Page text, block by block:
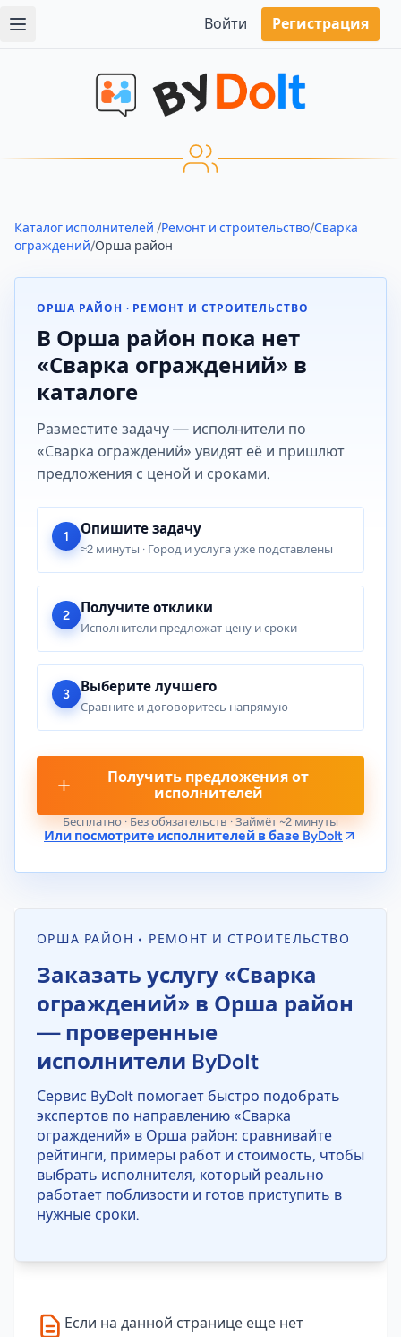
Войти Регистрация
Каталог исполнителей /Ремонт и строительство/Сварка
ограждений/Орша район
ОРША РАЙОН · РЕМОНТ И СТРОИТЕЛЬСТВО
В Орша район пока нет
«Сварка ограждений» в
каталоге
Разместите задачу — исполнители по
«Сварка ограждений» увидят её и пришлют
предложения с ценой и сроками.
1 Опишите задачу
≈2 минуты · Город и услуга уже подставлены
2 Получите отклики
Исполнители предложат цену и сроки
3 Выберите лучшего
Сравните и договоритесь напрямую
Получить предложения от
исполнителей
Бесплатно · Без обязательств · Займёт ~2 минуты
Или посмотрите исполнителей в базе ByDoIt
ОРША РАЙОН • РЕМОНТ И СТРОИТЕЛЬСТВО
Заказать услугу «Сварка
ограждений» в Орша район
— проверенные
исполнители ByDoIt
Сервис ByDoIt помогает быстро подобрать
экспертов по направлению «Сварка
ограждений» в Орша район: сравнивайте
рейтинги, примеры работ и стоимость, чтобы
выбрать исполнителя, который реально
работает поблизости и готов приступить в
нужные сроки.
Если на данной странице еще нет